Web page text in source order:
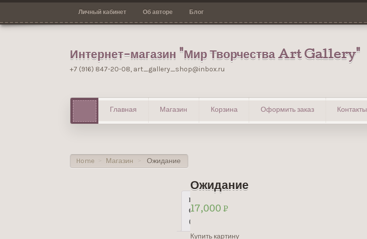
Личный кабинет Об авторе Блог
Интернет-магазин "Мир Творчества Art Gallery"
+7 (916) 847-20-08, art_gallery_shop@inbox.ru
Главная Магазин Корзина Оформить заказ Контакты
Home > Магазин > Ожидание
Ожидание
17,000 Р
Купить картину
Отзывы
(0)